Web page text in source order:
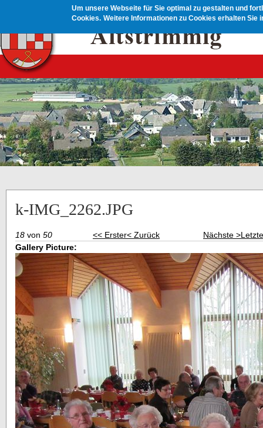
Um unsere Webseite für Sie optimal zu gestalten und
Cookies. Weitere Informationen zu Cookies erhalten Sie
k-IMG_2262.JPG
18 von 50 << Erster< Zurück Nächste >
Gallery Picture: